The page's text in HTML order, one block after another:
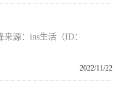
源：ins生活（ID：
2022/11/22